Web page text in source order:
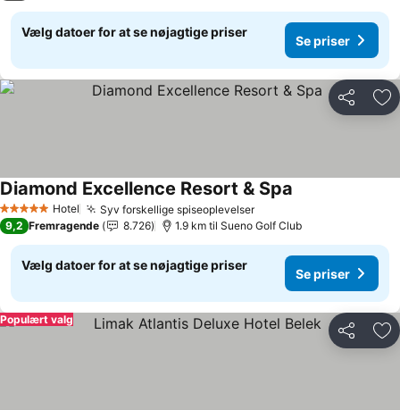
Vælg datoer for at se nøjagtige priser
Se priser
Del
5 Stjerner Hotel Syv forskellige spiseoplevelserSe priser
Diamond Excellence Resort & Spa
9,2 Fremragende 8.726 1.9 km til Sueno Golf Club
Vælg datoer for at se nøjagtige priser
Se priser
Del
Populært valg